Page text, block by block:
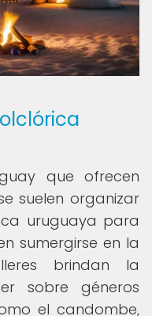
que ofrecen
suelen organizar
uruguaya para
sumergirse en la
brindan la
sobre géneros
el candombe,